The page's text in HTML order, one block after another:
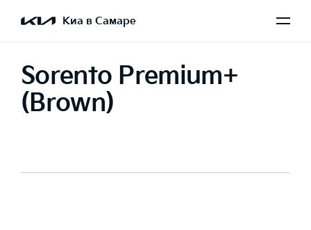
Киа в Самаре
Sorento Premium+
(Brown)